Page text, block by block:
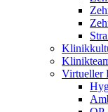
Virtueller